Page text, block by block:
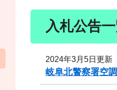
入札公告
2024年3月5日更新
岐阜北警察署空